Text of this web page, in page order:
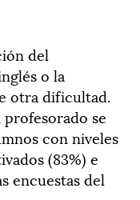
del
o la
otra dificultad.
se
con niveles
(83%) e
encuestas del